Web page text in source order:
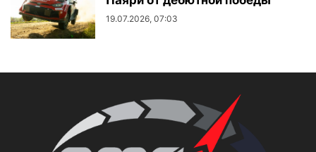
19.07.2026, 07:03